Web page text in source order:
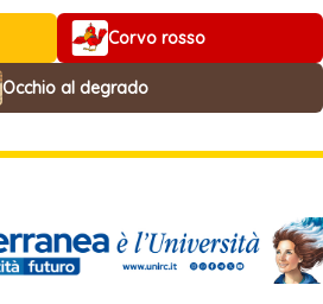
Corvo rosso
Occhio al degrado